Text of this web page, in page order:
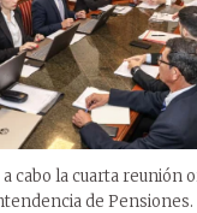
cabo la cuarta reunión
de Pensiones.